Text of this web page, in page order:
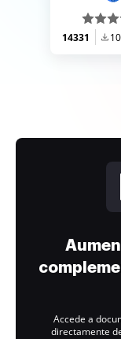
14331
Accede a
directamente